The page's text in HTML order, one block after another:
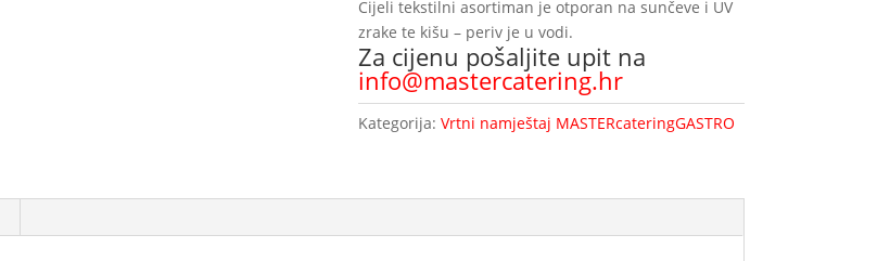
Cijeli tekstilni asortiman je otporan na sunčeve i UV
zrake te kišu – periv je u vodi.
Za cijenu pošaljite upit na
info@mastercatering.hr
Kategorija: Vrtni namještaj MASTERcateringGASTRO